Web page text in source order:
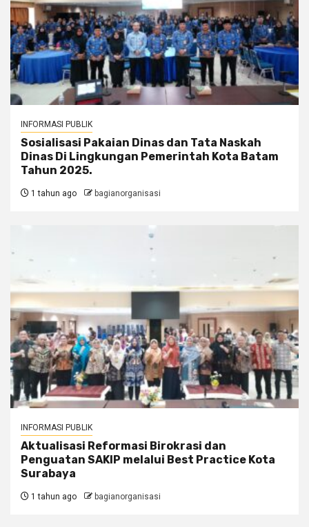
INFORMASI PUBLIK
Sosialisasi Pakaian Dinas dan Tata Naskah
Dinas Di Lingkungan Pemerintah Kota Batam
Tahun 2025.
1 tahun ago bagianorganisasi
INFORMASI PUBLIK
Aktualisasi Reformasi Birokrasi dan
Penguatan SAKIP melalui Best Practice Kota
Surabaya
1 tahun ago bagianorganisasi